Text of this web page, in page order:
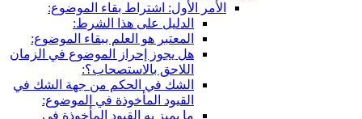
الأمر الأول: اشتراط بقاء الموضوع:
الدليل على هذا الشرط:
المعتبر هو العلم ببقاء الموضوع:
هل يجوز إحراز الموضوع في الزمان
اللاحق بالاستصحاب؟:
الشك في الحكم من جهة الشك في
القيود المأخوذة في الموضوع:
ما يميز به القيود المأخوذة في